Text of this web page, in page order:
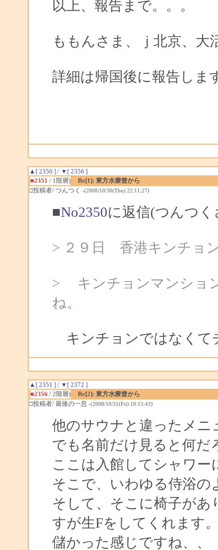
以上、報告まで。。。
ももんさま、ｊ北京、大
詳細は帰国後に報告しま
▲[ 2350 ]/ ▼[ 2356 ]
■2351 / 1階層)
Re[1]: 東方水療曾から
□投稿者/ つんつく
-(2008/10/30(Thu) 22:11:27)
■No2350に返信(つんつ
> ２９日 香港キンチョ
> キンチョンマンショ
ね。
キンチョンではなくて
▲[ 2351 ]/ ▼[ 2372 ]
■2356 / 2階層)
Re[2]: 東方水療曾から
□投稿者/ 最後の一息 -(2008/10/31(Fri) 10:15:43)
他のサウナと違ったメニ
でも名前だけ見ると何
ここは入館してシャワー
そこで、いわゆる侍浴
そして、そこに椅子があ
すが生Fをしてくれます
儲かった感じですね、、